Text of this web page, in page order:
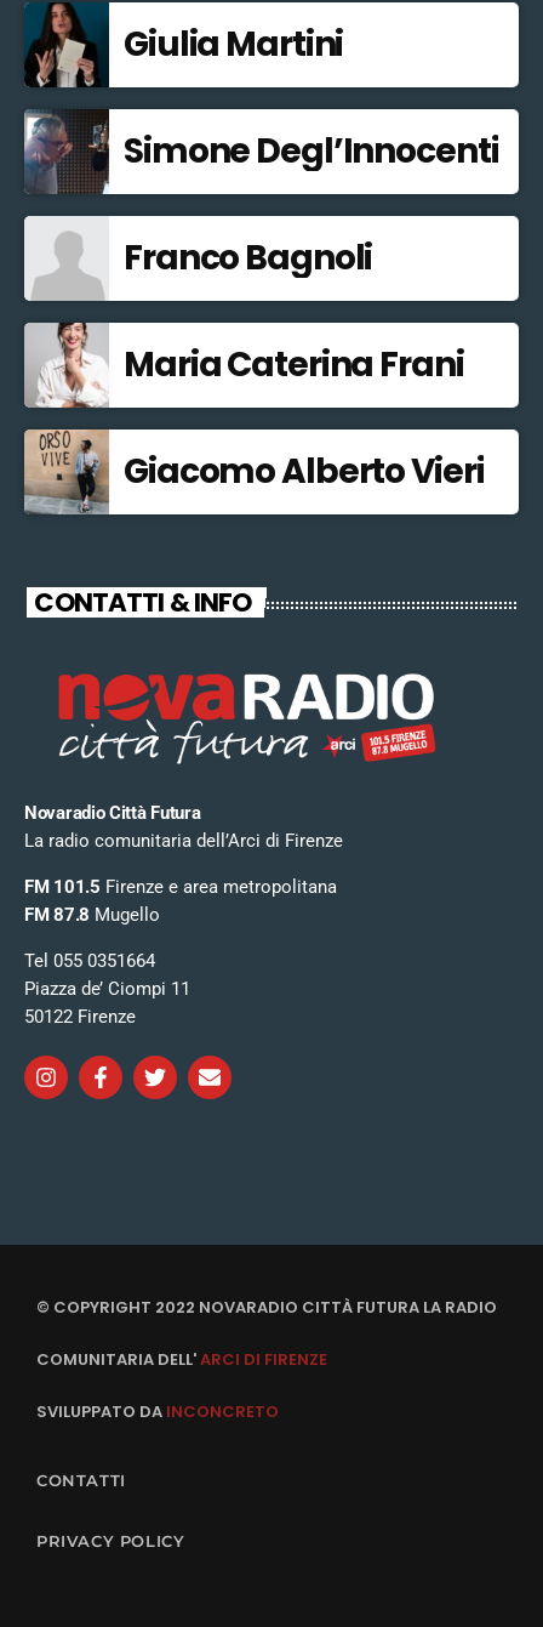
Giulia Martini
Simone Degl’Innocenti
Franco Bagnoli
Maria Caterina Frani
Giacomo Alberto Vieri
CONTATTI & INFO
Novaradio Città Futura
La radio comunitaria dell’Arci di Firenze
FM 101.5 Firenze e area metropolitana
FM 87.8 Mugello
Tel 055 0351664
Piazza de’ Ciompi 11
50122 Firenze
© COPYRIGHT 2022 NOVARADIO CITTÀ FUTURA LA RADIO
COMUNITARIA DELL'ARCI DI FIRENZE
SVILUPPATO DA INCONCRETO
CONTATTI
PRIVACY POLICY